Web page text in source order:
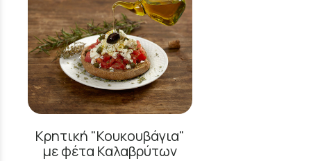
Κρητική "Κουκουβάγια"
με φέτα Καλαβρύτων